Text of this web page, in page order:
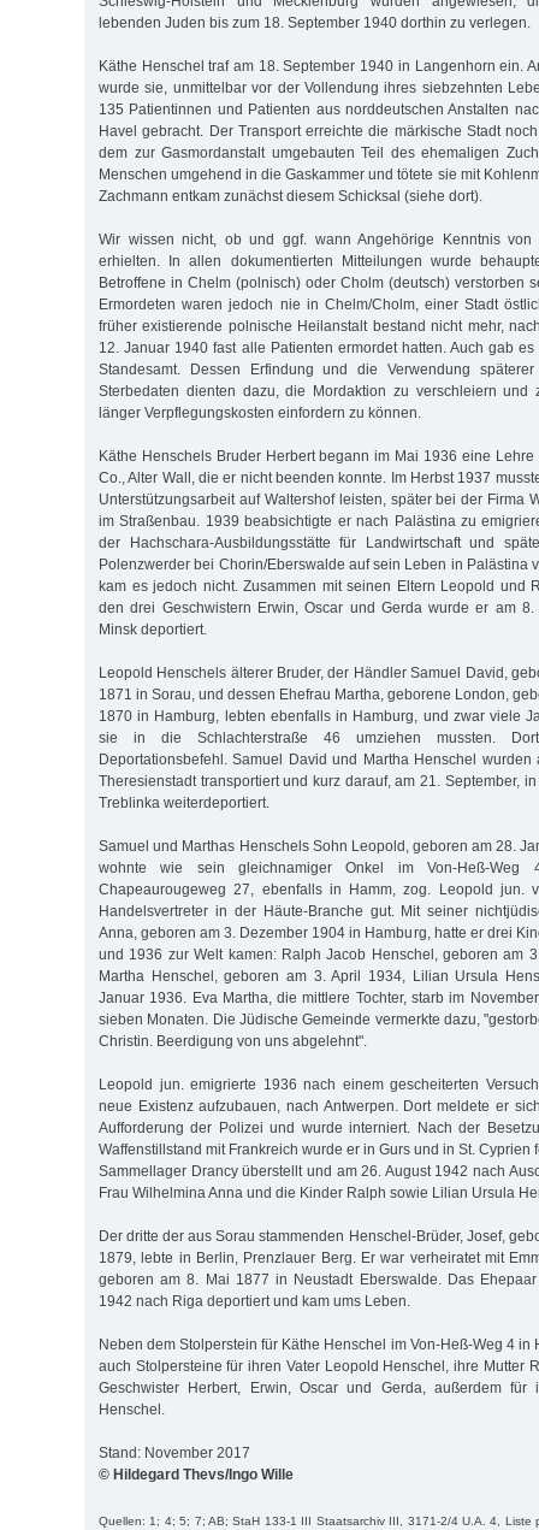
lebenden Juden bis zum 18. September 1940 dorthin zu verlegen.
Käthe Henschel traf am 18. September 1940 in Langenhorn ein.
wurde sie, unmittelbar vor der Vollendung ihres siebzehnten
135 Patientinnen und Patienten aus norddeutschen Anstalten
Havel gebracht. Der Transport erreichte die märkische Stadt
dem zur Gasmordanstalt umgebauten Teil des ehemaligen
Menschen umgehend in die Gaskammer und tötete sie mit
Zachmann entkam zunächst diesem Schicksal (siehe dort).
Wir wissen nicht, ob und ggf. wann Angehörige Kenntnis von
erhielten. In allen dokumentierten Mitteilungen wurde
Betroffene in Chelm (polnisch) oder Cholm (deutsch) verstorben
Ermordeten waren jedoch nie in Chelm/Cholm, einer Stadt
früher existierende polnische Heilanstalt bestand nicht mehr,
12. Januar 1940 fast alle Patienten ermordet hatten. Auch gab
Standesamt. Dessen Erfindung und die Verwendung
Sterbedaten dienten dazu, die Mordaktion zu verschleiern und
länger Verpflegungskosten einfordern zu können.
Käthe Henschels Bruder Herbert begann im Mai 1936 eine
Co., Alter Wall, die er nicht beenden konnte. Im Herbst 1937
Unterstützungsarbeit auf Waltershof leisten, später bei der Firma
im Straßenbau. 1939 beabsichtigte er nach Palästina zu
der Hachschara-Ausbildungsstätte für Landwirtschaft und
Polenzwerder bei Chorin/Eberswalde auf sein Leben in Palästina
kam es jedoch nicht. Zusammen mit seinen Eltern Leopold und
den drei Geschwistern Erwin, Oscar und Gerda wurde er am
Minsk deportiert.
Leopold Henschels älterer Bruder, der Händler Samuel David,
1871 in Sorau, und dessen Ehefrau Martha, geborene London,
1870 in Hamburg, lebten ebenfalls in Hamburg, und zwar viele
sie in die Schlachterstraße 46 umziehen mussten.
Deportationsbefehl. Samuel David und Martha Henschel
Theresienstadt transportiert und kurz darauf, am 21. September,
Treblinka weiterdeportiert.
Samuel und Marthas Henschels Sohn Leopold, geboren am 28.
wohnte wie sein gleichnamiger Onkel im Von-Heß-
Chapeaurougeweg 27, ebenfalls in Hamm, zog. Leopold jun.
Handelsvertreter in der Häute-Branche gut. Mit seiner
Anna, geboren am 3. Dezember 1904 in Hamburg, hatte er drei
und 1936 zur Welt kamen: Ralph Jacob Henschel, geboren am
Martha Henschel, geboren am 3. April 1934, Lilian Ursula
Januar 1936. Eva Martha, die mittlere Tochter, starb im
sieben Monaten. Die Jüdische Gemeinde vermerkte dazu,
Christin. Beerdigung von uns abgelehnt".
Leopold jun. emigrierte 1936 nach einem gescheiterten
neue Existenz aufzubauen, nach Antwerpen. Dort meldete er
Aufforderung der Polizei und wurde interniert. Nach der
Waffenstillstand mit Frankreich wurde er in Gurs und in St. Cyprien
Sammellager Drancy überstellt und am 26. August 1942 nach
Frau Wilhelmina Anna und die Kinder Ralph sowie Lilian Ursula
Der dritte der aus Sorau stammenden Henschel-Brüder, Josef,
1879, lebte in Berlin, Prenzlauer Berg. Er war verheiratet mit
geboren am 8. Mai 1877 in Neustadt Eberswalde. Das
1942 nach Riga deportiert und kam ums Leben.
Neben dem Stolperstein für Käthe Henschel im Von-Heß-Weg 4 in
auch Stolpersteine für ihren Vater Leopold Henschel, ihre Mutter
Geschwister Herbert, Erwin, Oscar und Gerda, außerdem für
Henschel.
Stand: November 2017
© Hildegard Thevs/Ingo Wille
Quellen: 1; 4; 5; 7; AB; StaH 133-1 III Staatsarchiv III, 3171-2/4 U.A. 4, Liste